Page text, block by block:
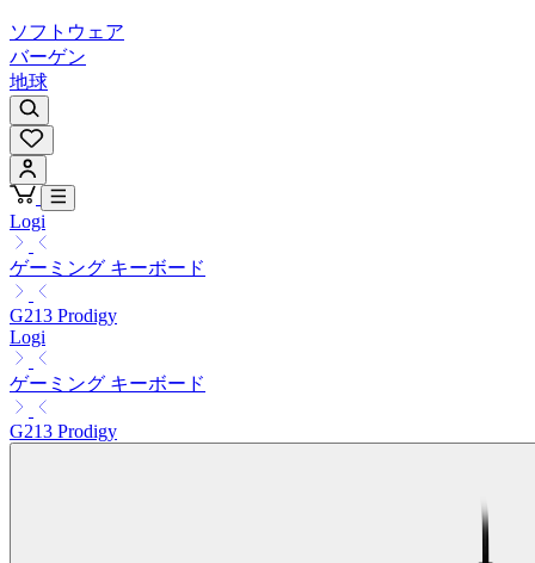
ソフトウェア
バーゲン
地球
Logi
ゲーミング キーボード
G213 Prodigy
Logi
ゲーミング キーボード
G213 Prodigy